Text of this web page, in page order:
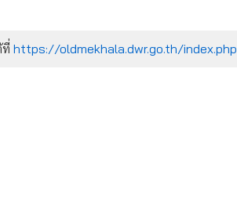
ที่ https://oldmekhala.dwr.go.th/index.php